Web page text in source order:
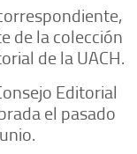
de la colección
de la UACH.
Editorial
el pasado